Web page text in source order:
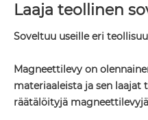
Laaja teollinen
Soveltuu useille eri
Magneettilevy on
materiaaleista ja sen
räätälöityjä